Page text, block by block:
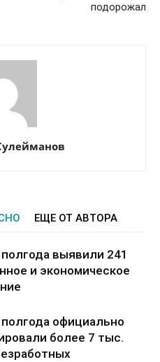
подорожал
ЕЩЕ ОТ АВТОРА
выявили 241
и экономическое
официально
более 7 тыс.